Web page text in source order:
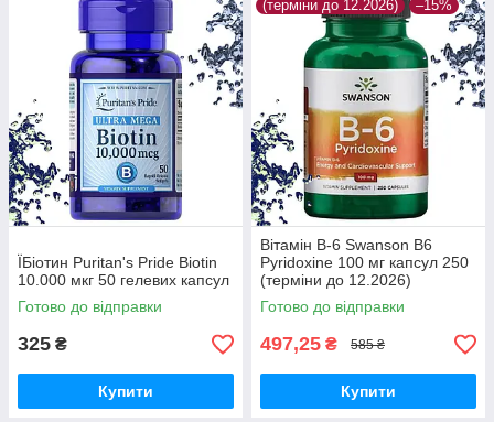
ЇБіотин Puritan's Pride Biotin
10.000 мкг 50 гелевих капсул
Готово до відправки
325 ₴
Купити
(терміни до 12.2026) –15%
Вітамін B-6 Swanson B6
Pyridoxine 100 мг капсул 250
(терміни до 12.2026)
Готово до відправки
497,25 ₴ 585 ₴
Купити